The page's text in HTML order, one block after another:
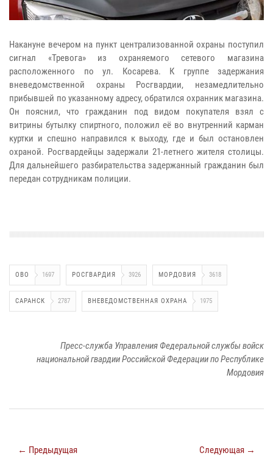
Накануне вечером на пункт централизованной охраны поступил
сигнал «Тревога» из охраняемого сетевого магазина
расположенного по ул. Косарева. К группе задержания
вневедомственной охраны Росгвардии, незамедлительно
прибывшей по указанному адресу, обратился охранник магазина.
Он пояснил, что гражданин под видом покупателя взял с
витрины бутылку спиртного, положил её во внутренний карман
куртки и спешно направился к выходу, где и был остановлен
охраной. Росгвардейцы задержали 21-летнего жителя столицы.
Для дальнейшего разбирательства задержанный гражданин был
передан сотрудникам полиции.
ОВО 1697 РОСГВАРДИЯ 3926 МОРДОВИЯ 3618
САРАНСК 2787 ВНЕВЕДОМСТВЕННАЯ ОХРАНА 1975
Пресс-служба Управления Федеральной службы войск
национальной гвардии Российской Федерации по Республике
Мордовия
← Предыдущая Следующая →